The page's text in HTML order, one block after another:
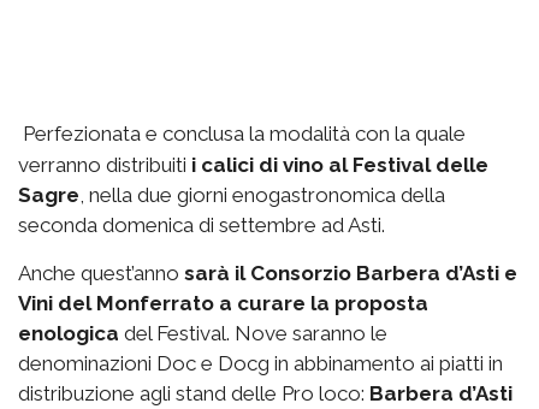
Perfezionata e conclusa la modalità con la quale
verranno distribuiti i calici di vino al Festival delle
Sagre , nella due giorni enogastronomica della
seconda domenica di settembre ad Asti.
Anche quest’anno sarà il Consorzio Barbera d’Asti e
Vini del Monferrato a curare la proposta
enologica del Festival. Nove saranno le
denominazioni Doc e Docg in abbinamento ai piatti in
distribuzione agli stand delle Pro loco: Barbera d’Asti